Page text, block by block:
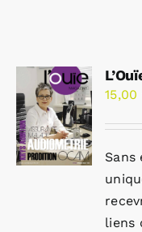
15,00
liens